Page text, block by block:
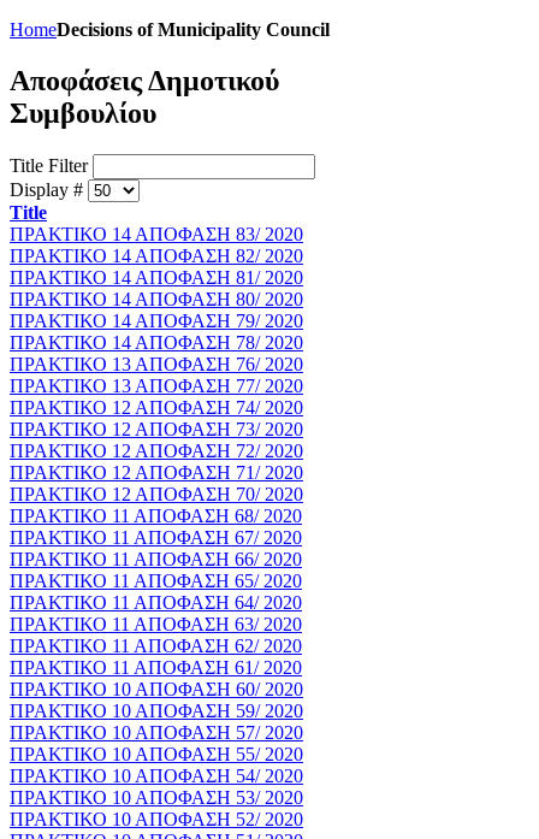
HomeDecisions of Municipality Council
Αποφάσεις Δημοτικού
Συμβουλίου
Title Filter
Display #
Title
ΠΡΑΚΤΙΚΟ 14 ΑΠΟΦΑΣΗ 83/ 2020
ΠΡΑΚΤΙΚΟ 14 ΑΠΟΦΑΣΗ 82/ 2020
ΠΡΑΚΤΙΚΟ 14 ΑΠΟΦΑΣΗ 81/ 2020
ΠΡΑΚΤΙΚΟ 14 ΑΠΟΦΑΣΗ 80/ 2020
ΠΡΑΚΤΙΚΟ 14 ΑΠΟΦΑΣΗ 79/ 2020
ΠΡΑΚΤΙΚΟ 14 ΑΠΟΦΑΣΗ 78/ 2020
ΠΡΑΚΤΙΚΟ 13 ΑΠΟΦΑΣΗ 76/ 2020
ΠΡΑΚΤΙΚΟ 13 ΑΠΟΦΑΣΗ 77/ 2020
ΠΡΑΚΤΙΚΟ 12 ΑΠΟΦΑΣΗ 74/ 2020
ΠΡΑΚΤΙΚΟ 12 ΑΠΟΦΑΣΗ 73/ 2020
ΠΡΑΚΤΙΚΟ 12 ΑΠΟΦΑΣΗ 72/ 2020
ΠΡΑΚΤΙΚΟ 12 ΑΠΟΦΑΣΗ 71/ 2020
ΠΡΑΚΤΙΚΟ 12 ΑΠΟΦΑΣΗ 70/ 2020
ΠΡΑΚΤΙΚΟ 11 ΑΠΟΦΑΣΗ 68/ 2020
ΠΡΑΚΤΙΚΟ 11 ΑΠΟΦΑΣΗ 67/ 2020
ΠΡΑΚΤΙΚΟ 11 ΑΠΟΦΑΣΗ 66/ 2020
ΠΡΑΚΤΙΚΟ 11 ΑΠΟΦΑΣΗ 65/ 2020
ΠΡΑΚΤΙΚΟ 11 ΑΠΟΦΑΣΗ 64/ 2020
ΠΡΑΚΤΙΚΟ 11 ΑΠΟΦΑΣΗ 63/ 2020
ΠΡΑΚΤΙΚΟ 11 ΑΠΟΦΑΣΗ 62/ 2020
ΠΡΑΚΤΙΚΟ 11 ΑΠΟΦΑΣΗ 61/ 2020
ΠΡΑΚΤΙΚΟ 10 ΑΠΟΦΑΣΗ 60/ 2020
ΠΡΑΚΤΙΚΟ 10 ΑΠΟΦΑΣΗ 59/ 2020
ΠΡΑΚΤΙΚΟ 10 ΑΠΟΦΑΣΗ 57/ 2020
ΠΡΑΚΤΙΚΟ 10 ΑΠΟΦΑΣΗ 55/ 2020
ΠΡΑΚΤΙΚΟ 10 ΑΠΟΦΑΣΗ 54/ 2020
ΠΡΑΚΤΙΚΟ 10 ΑΠΟΦΑΣΗ 53/ 2020
ΠΡΑΚΤΙΚΟ 10 ΑΠΟΦΑΣΗ 52/ 2020